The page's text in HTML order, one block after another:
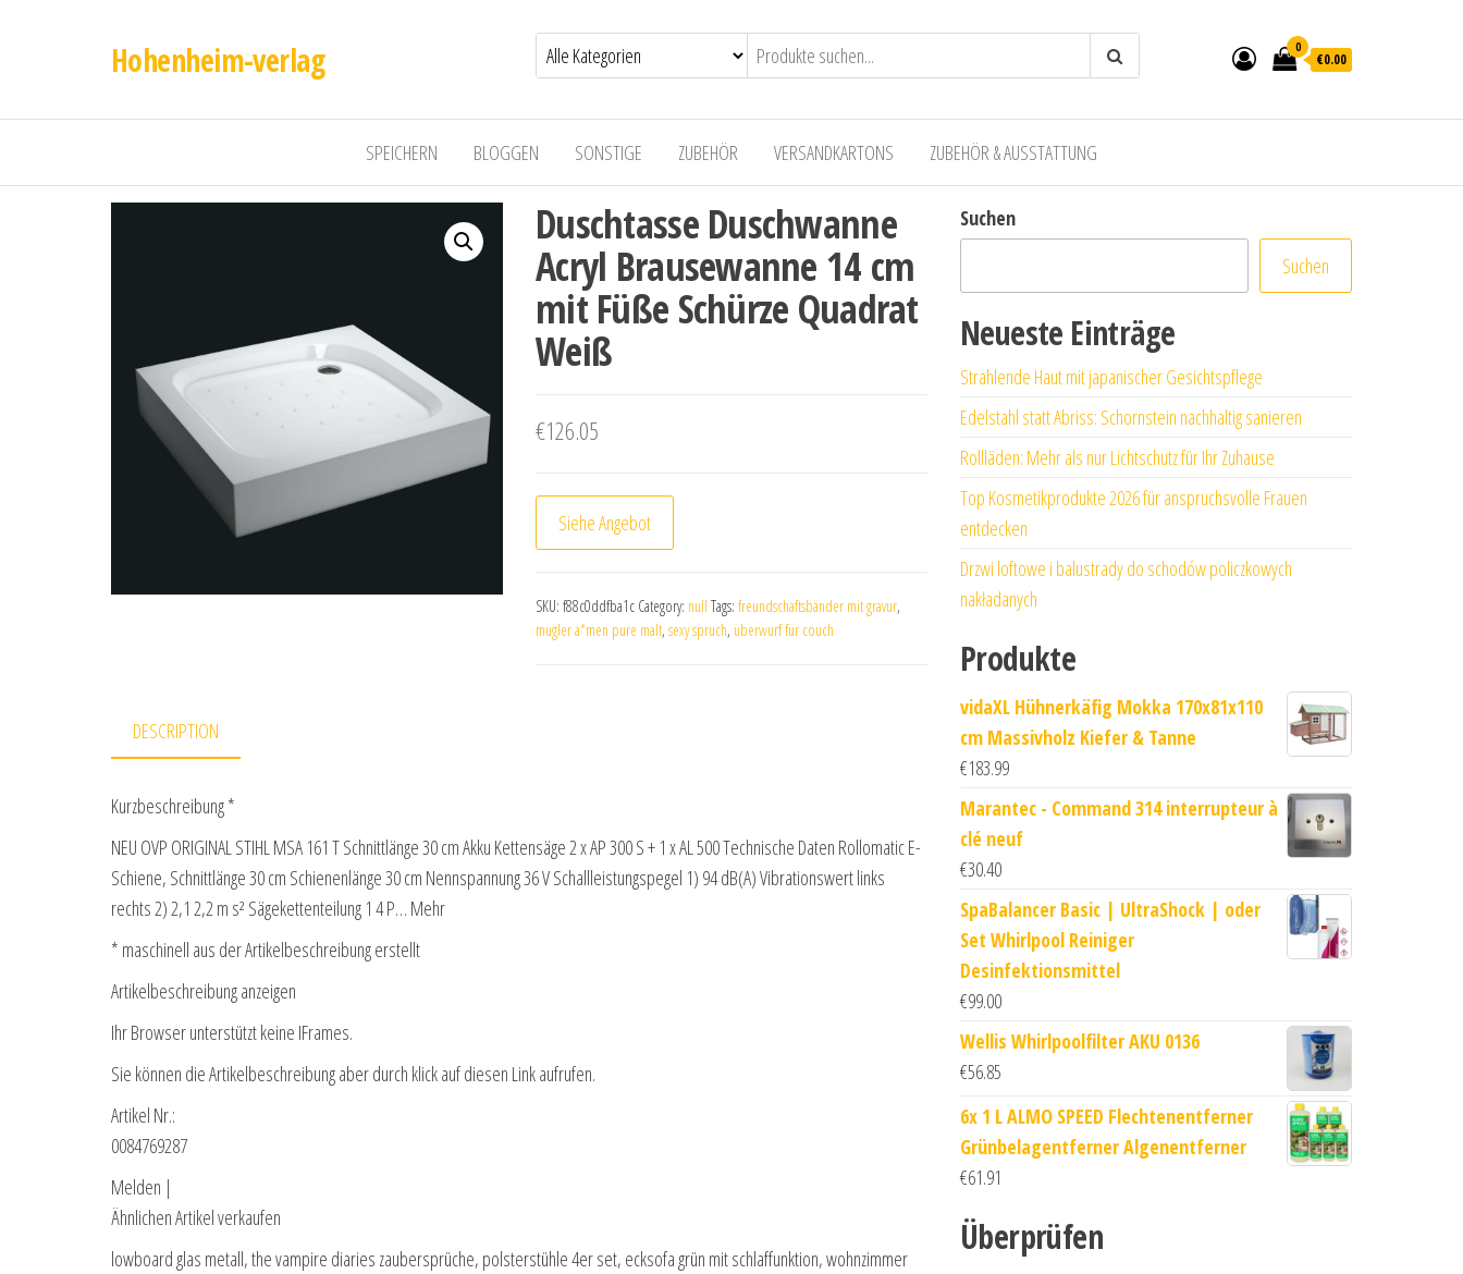
Hohenheim-verlag 0
€0.00
SPEICHERN BLOGGEN SONSTIGE ZUBEHÖR VERSANDKARTONS ZUBEHÖR & AUSSTATTUNG
Duschtasse Duschwanne
Acryl Brausewanne 14 cm
mit Füße Schürze Quadrat
Weiß
€126.05
Siehe Angebot
SKU: f88c0ddfba1c Category: null Tags: freundschaftsbänder mit gravur,
mugler a*men pure malt, sexy spruch, überwurf für couch
DESCRIPTION
Kurzbeschreibung *
NEU OVP ORIGINAL STIHL MSA 161 T Schnittlänge 30 cm Akku Kettensäge 2 x AP 300 S + 1 x AL 500 Technische Daten Rollomatic E-
Schiene, Schnittlänge 30 cm Schienenlänge 30 cm Nennspannung 36 V Schallleistungspegel 1) 94 dB(A) Vibrationswert links
rechts 2) 2,1 2,2 m s² Sägeketten­teilung 1 4 P… Mehr
* maschinell aus der Artikelbeschreibung erstellt
Artikelbeschreibung anzeigen
Ihr Browser unterstützt keine IFrames.
Sie können die Artikelbeschreibung aber durch klick auf diesen Link aufrufen.
Artikel Nr.:
0084769287
Melden |
Ähnlichen Artikel verkaufen
lowboard glas metall, the vampire diaries zaubersprüche, polsterstühle 4er set, ecksofa grün mit schlaffunktion, wohnzimmer
Suchen
Suchen
Neueste Einträge
Strahlende Haut mit japanischer Gesichtspflege
Edelstahl statt Abriss: Schornstein nachhaltig sanieren
Rollläden: Mehr als nur Lichtschutz für Ihr Zuhause
Top Kosmetikprodukte 2026 für anspruchsvolle Frauen
entdecken
Drzwi loftowe i balustrady do schodów policzkowych
nakładanych
Produkte
vidaXL Hühnerkäfig Mokka 170x81x110
cm Massivholz Kiefer & Tanne
€183.99
Marantec - Command 314 interrupteur à
clé neuf
€30.40
SpaBalancer Basic | UltraShock | oder
Set Whirlpool Reiniger
Desinfektionsmittel
€99.00
Wellis Whirlpoolfilter AKU 0136
€56.85
6x 1 L ALMO SPEED Flechtenentferner
Grünbelagentferner Algenentferner
€61.91
Überprüfen